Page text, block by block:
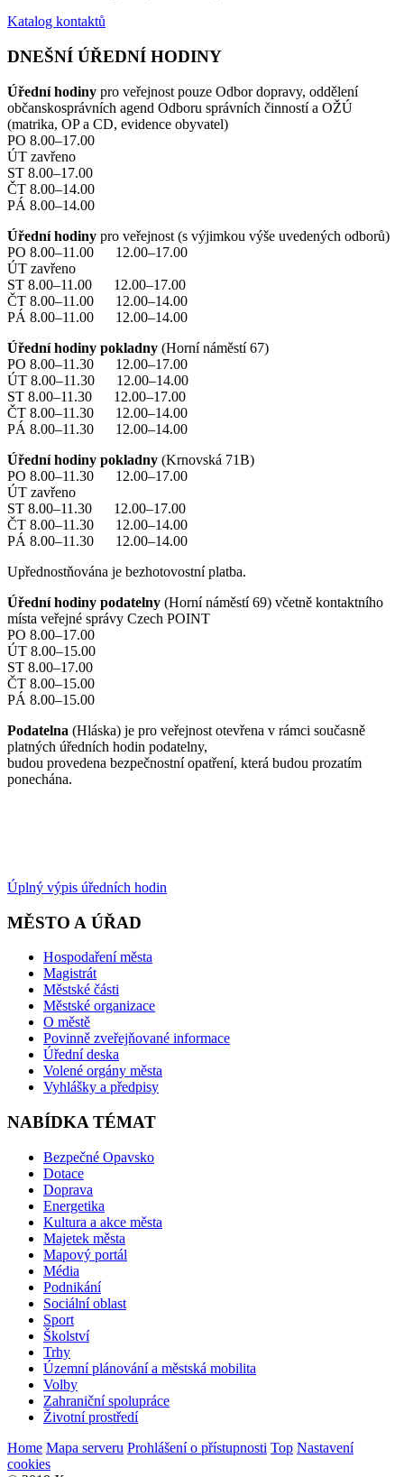
Katalog kontaktů
DNEŠNÍ ÚŘEDNÍ HODINY
Úřední hodiny pro veřejnost pouze Odbor dopravy, oddělení
občanskosprávních agend Odboru správních činností a OŽÚ
(matrika, OP a CD, evidence obyvatel)
PO 8.00–17.00
ÚT zavřeno
ST 8.00–17.00
ČT 8.00–14.00
PÁ 8.00–14.00
Úřední hodiny pro veřejnost (s výjimkou výše uvedených odborů)
PO 8.00–11.00 12.00–17.00
ÚT zavřeno
ST 8.00–11.00 12.00–17.00
ČT 8.00–11.00 12.00–14.00
PÁ 8.00–11.00 12.00–14.00
Úřední hodiny pokladny (Horní náměstí 67)
PO 8.00–11.30 12.00–17.00
ÚT 8.00–11.30 12.00–14.00
ST 8.00–11.30 12.00–17.00
ČT 8.00–11.30 12.00–14.00
PÁ 8.00–11.30 12.00–14.00
Úřední hodiny pokladny (Krnovská 71B)
PO 8.00–11.30 12.00–17.00
ÚT zavřeno
ST 8.00–11.30 12.00–17.00
ČT 8.00–11.30 12.00–14.00
PÁ 8.00–11.30 12.00–14.00
Upřednostňována je bezhotovostní platba.
Úřední hodiny podatelny (Horní náměstí 69) včetně kontaktního
místa veřejné správy Czech POINT
PO 8.00–17.00
ÚT 8.00–15.00
ST 8.00–17.00
ČT 8.00–15.00
PÁ 8.00–15.00
Podatelna (Hláska) je pro veřejnost otevřena v rámci současně
platných úředních hodin podatelny,
budou provedena bezpečnostní opatření, která budou prozatím
ponechána.
Úplný výpis úředních hodin
MĚSTO A ÚŘAD
Hospodaření města
Magistrát
Městské části
Městské organizace
O městě
Povinně zveřejňované informace
Úřední deska
Volené orgány města
Vyhlášky a předpisy
NABÍDKA TÉMAT
Bezpečné Opavsko
Dotace
Doprava
Energetika
Kultura a akce města
Majetek města
Mapový portál
Média
Podnikání
Sociální oblast
Sport
Školství
Trhy
Územní plánování a městská mobilita
Volby
Zahraniční spolupráce
Životní prostředí
Home Mapa serveru Prohlášení o přístupnosti Top Nastavení
cookies